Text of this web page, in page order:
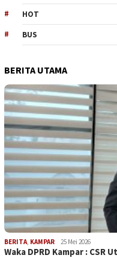
HOT
BUS
BERITA UTAMA
BERITA, KAMPAR 25 Mei 2026
Waka DPRD Kampar : CSR